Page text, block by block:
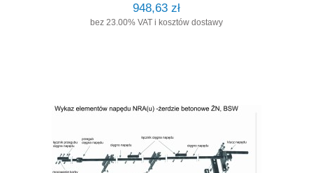
948,63 zł
bez 23.00% VAT i kosztów dostawy